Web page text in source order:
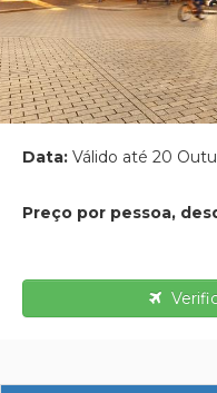
Data: Válido até 20
Preço por pessoa,